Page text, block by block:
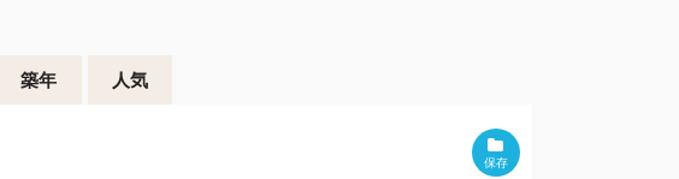
築年 人気